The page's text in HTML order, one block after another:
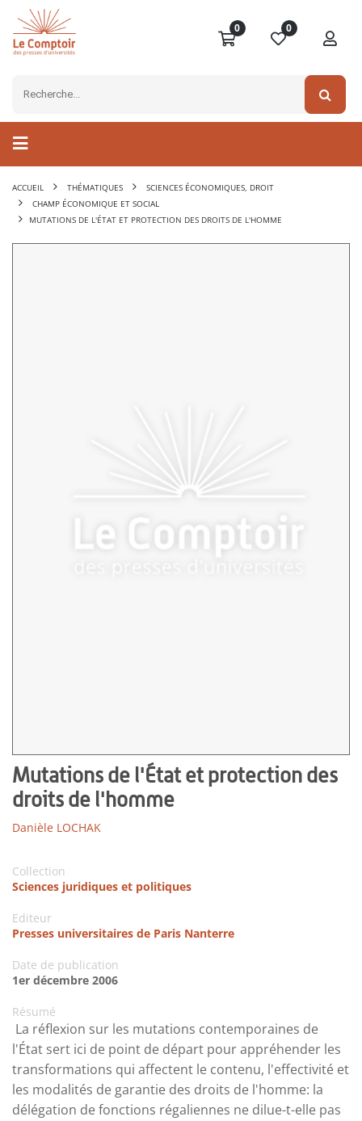
0 0
ACCUEIL THÉMATIQUES
SCIENCES ÉCONOMIQUES, DROIT
CHAMP ÉCONOMIQUE ET SOCIAL
MUTATIONS DE L'ÉTAT ET PROTECTION DES DROITS DE L'HOMME
Mutations de l'État et protection des
droits de l'homme
Danièle LOCHAK
Collection
Sciences juridiques et politiques
Editeur
Presses universitaires de Paris Nanterre
Date de publication
1er décembre 2006
Résumé
La réflexion sur les mutations contemporaines de
l'État sert ici de point de départ pour appréhender les
transformations qui affectent le contenu, l'effectivité et
les modalités de garantie des droits de l'homme: la
délégation de fonctions régaliennes ne dilue-t-elle pas